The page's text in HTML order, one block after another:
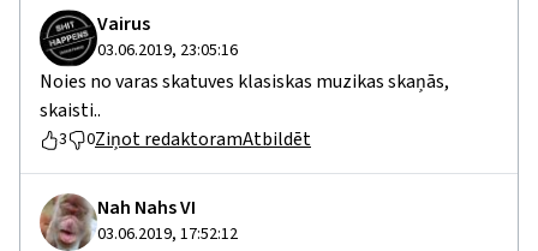
Vairus
03.06.2019, 23:05:16
Noies no varas skatuves klasiskas muzikas skaņās,
skaisti..
3 0Ziņot redaktoramAtbildēt
Nah Nahs VI
03.06.2019, 17:52:12